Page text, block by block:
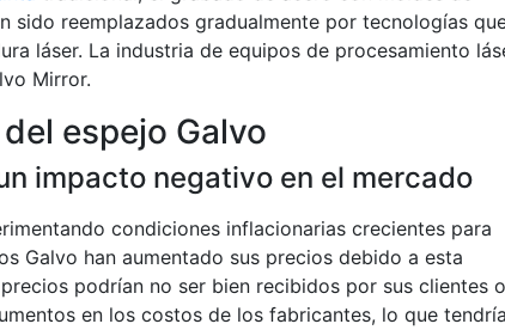
sido reemplazados gradualmente por tecnologías
láser. La industria de equipos de procesamiento
Mirror.
espejo Galvo
impacto negativo en el mercado
condiciones inflacionarias crecientes para
Galvo han aumentado sus precios debido a esta
podrían no ser bien recibidos por sus clientes o
en los costos de los fabricantes, lo que tendría